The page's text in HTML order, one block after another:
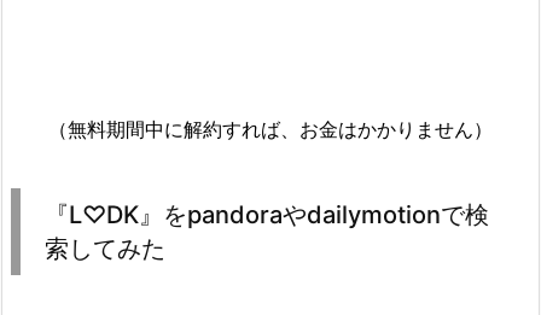
（無料期間中に解約すれば、お金はかかりません）
『L♡DK』をpandoraやdailymotionで検
索してみた